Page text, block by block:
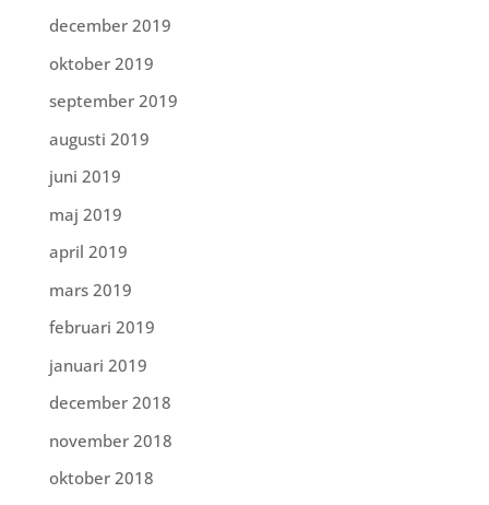
december 2019
oktober 2019
september 2019
augusti 2019
juni 2019
maj 2019
april 2019
mars 2019
februari 2019
januari 2019
december 2018
november 2018
oktober 2018